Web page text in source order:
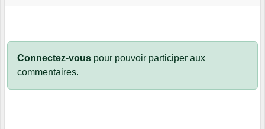
Connectez-vous pour pouvoir participer aux
commentaires.